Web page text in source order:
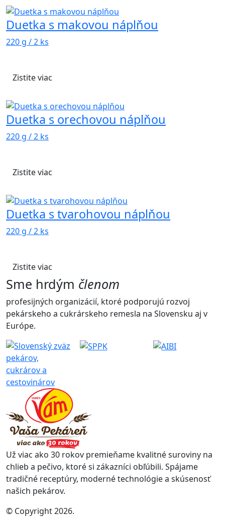
Duetka s makovou náplňou
220 g / 2 ks
Zistite viac
Duetka s orechovou náplňou
220 g / 2 ks
Zistite viac
Duetka s tvarohovou náplňou
220 g / 2 ks
Zistite viac
Sme hrdým členom
profesijných organizácií, ktoré podporujú rozvoj
pekárskeho a cukrárskeho remesla na Slovensku aj v
Európe.
Už viac ako 30 rokov premieňame kvalitné suroviny na
chlieb a pečivo, ktoré si zákazníci obľúbili. Spájame
tradičné receptúry, moderné technológie a skúsenosť
našich pekárov.
© Copyright 2026.